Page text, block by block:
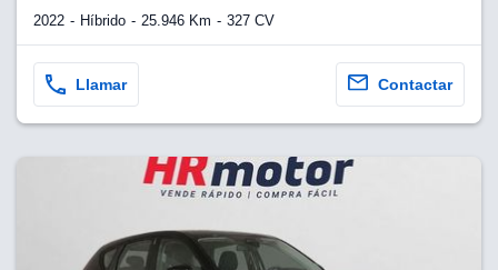
2022 Híbrido 25.946 Km 327 CV
Llamar Contactar